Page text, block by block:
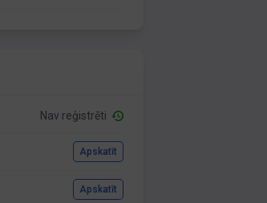
Nav reģistrēti
Apskatīt
Apskatīt